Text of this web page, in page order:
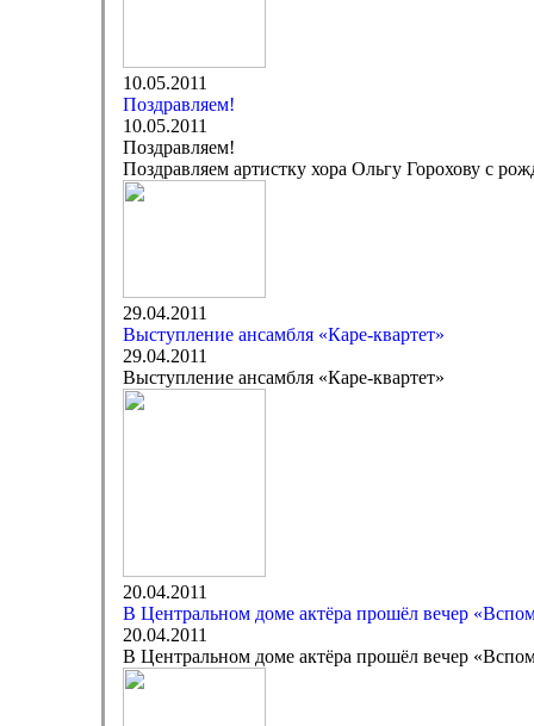
10.05.2011
Поздравляем!
10.05.2011
Поздравляем!
Поздравляем артистку хора Ольгу Горохову с
29.04.2011
Выступление ансамбля «Каре-квартет»
29.04.2011
Выступление ансамбля «Каре-квартет»
20.04.2011
В Центральном доме актёра прошёл вечер
20.04.2011
В Центральном доме актёра прошёл вечер